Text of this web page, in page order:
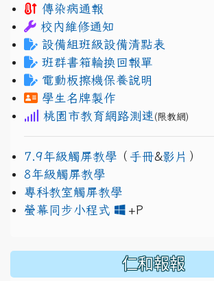
傳染病通報
校內維修通知
設備組班級設備清點表
班群書箱輪換回報單
電動板擦機保養說明
學生名牌製作
桃園市教育網路測速 (限教網)
7.9年級觸屏教學 （ 手冊&影片 ）
8年級觸屏教學
專科教室觸屏教學
螢幕同步小程式
+P
仁和報報